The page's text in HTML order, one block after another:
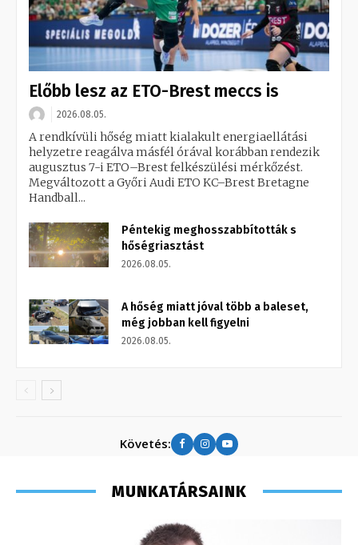
Előbb lesz az ETO-Brest meccs is
2026.08.05.
A rendkívüli hőség miatt kialakult energiaellátási
helyzetre reagálva másfél órával korábban rendezik
augusztus 7-i ETO–Brest felkészülési mérkőzést.
Megváltozott a Győri Audi ETO KC–Brest Bretagne
Handball...
Péntekig meghosszabbították s
hőségriasztást
2026.08.05.
A hőség miatt jóval több a baleset,
még jobban kell figyelni
2026.08.05.
Követés:
MUNKATÁRSAINK